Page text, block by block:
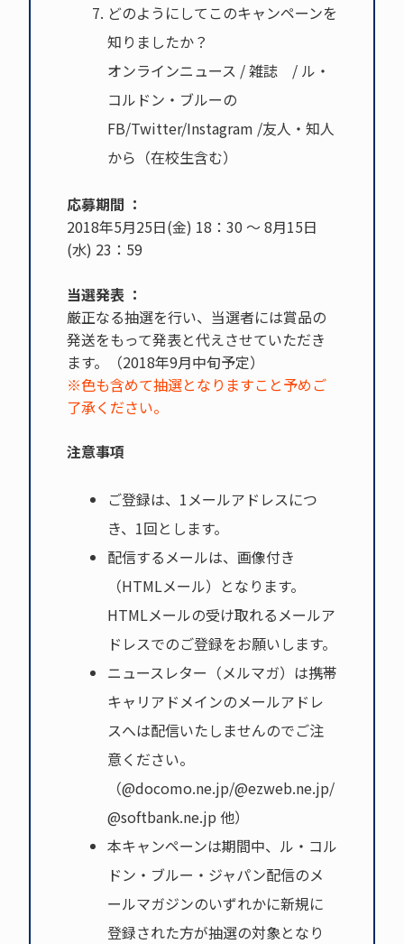
どのようにしてこのキャンペーンを
知りましたか？
オンラインニュース / 雑誌 / ル・
コルドン・ブルーの
FB/Twitter/Instagram /友人・知人
から（在校生含む）
応募期間 ：
2018年5月25日(金) 18：30 ～ 8月15日
(水) 23：59
当選発表 ：
厳正なる抽選を行い、当選者には賞品の
発送をもって発表と代えさせていただき
ます。（2018年9月中旬予定）
※色も含めて抽選となりますこと予めご
了承ください。
注意事項
ご登録は、1メールアドレスにつ
き、1回とします。
配信するメールは、画像付き
（HTMLメール）となります。
HTMLメールの受け取れるメールア
ドレスでのご登録をお願いします。
ニュースレター（メルマガ）は携帯
キャリアドメインのメールアドレ
スへは配信いたしませんのでご注
意ください。
（@docomo.ne.jp/@ezweb.ne.jp/
@softbank.ne.jp 他）
本キャンペーンは期間中、ル・コル
ドン・ブルー・ジャパン配信のメ
ールマガジンのいずれかに新規に
登録された方が抽選の対象となり